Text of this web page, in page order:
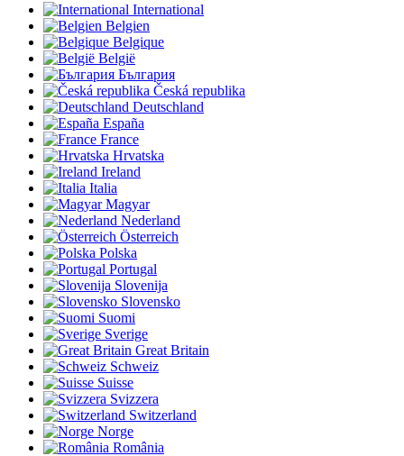
International
Belgien
Belgique
België
България
Česká republika
Deutschland
España
France
Hrvatska
Ireland
Italia
Magyar
Nederland
Österreich
Polska
Portugal
Slovenija
Slovensko
Suomi
Sverige
Great Britain
Schweiz
Suisse
Svizzera
Switzerland
Norge
România